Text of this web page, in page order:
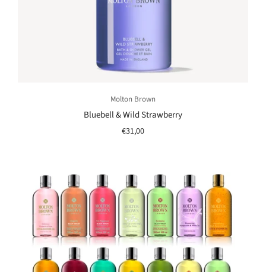
Molton Brown
Bluebell & Wild Strawberry
€31,00